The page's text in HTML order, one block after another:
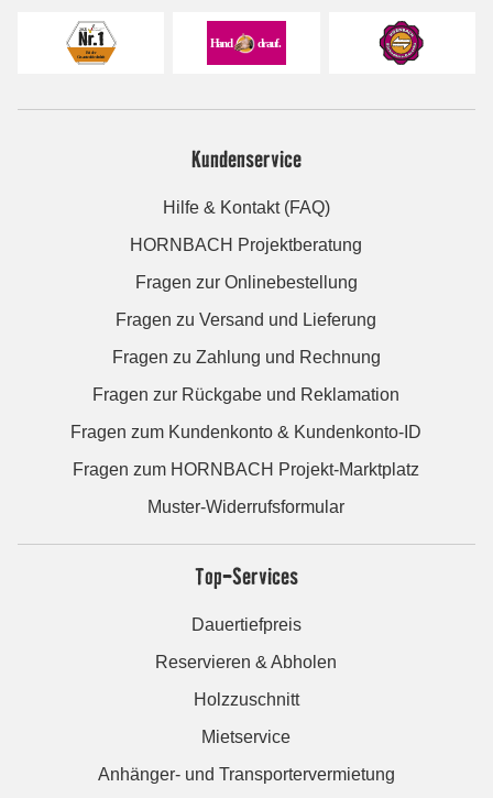
Kundenservice
Hilfe & Kontakt (FAQ)
HORNBACH Projektberatung
Fragen zur Onlinebestellung
Fragen zu Versand und Lieferung
Fragen zu Zahlung und Rechnung
Fragen zur Rückgabe und Reklamation
Fragen zum Kundenkonto & Kundenkonto-ID
Fragen zum HORNBACH Projekt-Marktplatz
Muster-Widerrufsformular
Top-Services
Dauertiefpreis
Reservieren & Abholen
Holzzuschnitt
Mietservice
Anhänger- und Transportervermietung